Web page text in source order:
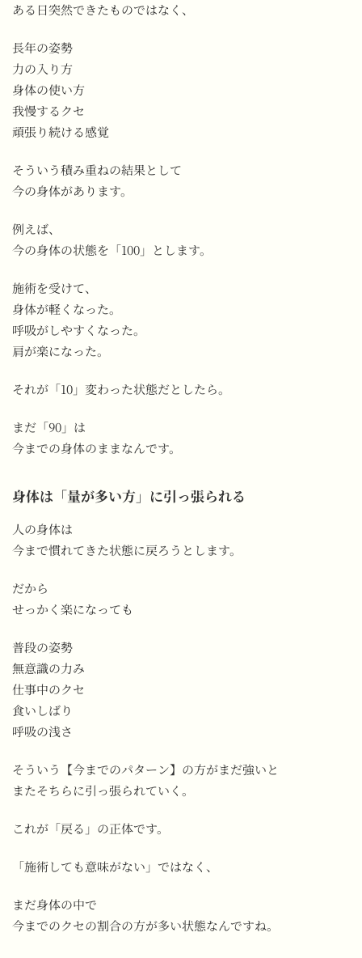
ある日突然できたものではなく、
長年の姿勢
力の入り方
身体の使い方
我慢するクセ
頑張り続ける感覚
そういう積み重ねの結果として
今の身体があります。
例えば、
今の身体の状態を「100」とします。
施術を受けて、
身体が軽くなった。
呼吸がしやすくなった。
肩が楽になった。
それが「10」変わった状態だとしたら。
まだ「90」は
今までの身体のままなんです。
身体は「量が多い方」に引っ張られる
人の身体は
今まで慣れてきた状態に戻ろうとします。
だから
せっかく楽になっても
普段の姿勢
無意識の力み
仕事中のクセ
食いしばり
呼吸の浅さ
そういう【今までのパターン】の方がまだ強いと
またそちらに引っ張られていく。
これが「戻る」の正体です。
「施術しても意味がない」ではなく、
まだ身体の中で
今までのクセの割合の方が多い状態なんですね。